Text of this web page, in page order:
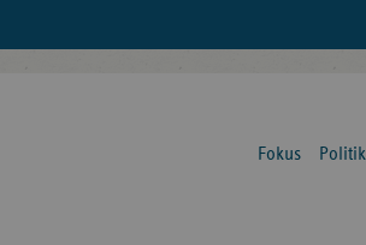
Fokus Politik